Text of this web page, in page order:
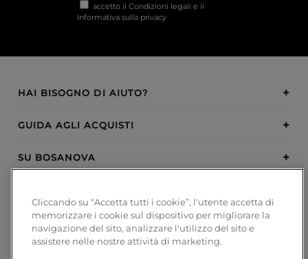
accetto il Condizioni legali e il
Informativa sulla privacy
HAI BISOGNO DI AIUTO?
GUIDA AGLI ACQUISTI
SU BOSANOVA
METODI DI PAGAMENTO
Cliccando su “Accetta tutti i cookie”, l'utente accetta di
memorizzare i cookie sul dispositivo per migliorare la
navigazione del sito, analizzare l'utilizzo del sito e
assistere nelle nostre attività di marketing.